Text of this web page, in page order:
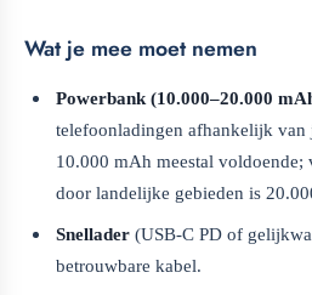
Wat je mee moet nemen
Powerbank (10.000–20.000
telefoonladingen afhankelijk van
10.000 mAh meestal voldoende;
door landelijke gebieden is
Snellader (USB-C PD of
betrouwbare kabel.